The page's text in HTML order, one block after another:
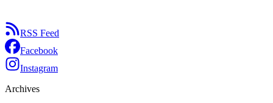
RSS Feed
Facebook
Instagram
Archives